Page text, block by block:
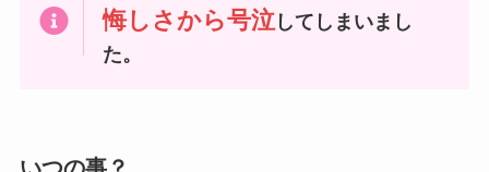
悔しさから号泣 してしまいまし
た。